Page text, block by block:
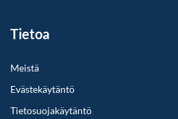
Tietoa
Meistä
Evästekäytäntö
Tietosuojakäytäntö